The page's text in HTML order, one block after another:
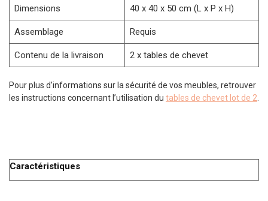
Dimensions 40 x 40 x 50 cm (L x P x H)
Assemblage Requis
Contenu de la livraison 2 x tables de chevet
Pour plus d’informations sur la sécurité de vos meubles, retrouver
les instructions concernant l’utilisation du tables de chevet lot de 2
Caractéristiques